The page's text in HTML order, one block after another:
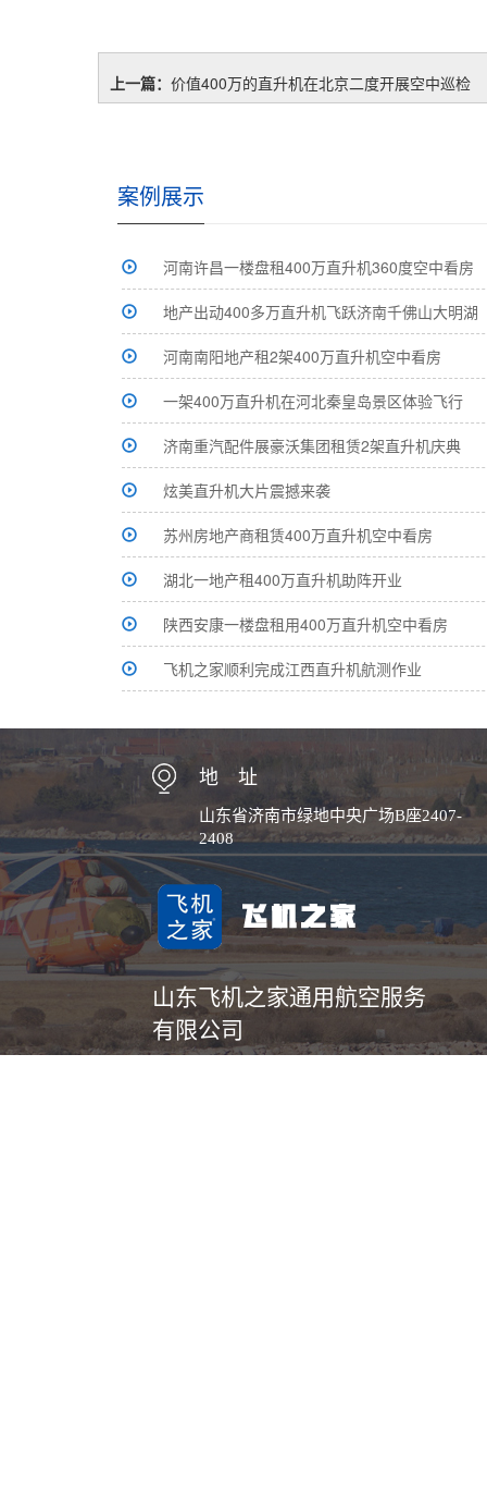
上一篇： 价值400万的直升机在北京二度开展空中巡检
案例展示
河南许昌一楼盘租400万直升机360度空中看房
地产出动400多万直升机飞跃济南千佛山大明湖
河南南阳地产租2架400万直升机空中看房
一架400万直升机在河北秦皇岛景区体验飞行
济南重汽配件展豪沃集团租赁2架直升机庆典
炫美直升机大片震撼来袭
苏州房地产商租赁400万直升机空中看房
湖北一地产租400万直升机助阵开业
陕西安康一楼盘租用400万直升机空中看房
飞机之家顺利完成江西直升机航测作业
地 址
山东省济南市绿地中央广场B座2407-
2408
山东飞机之家通用航空服务
有限公司